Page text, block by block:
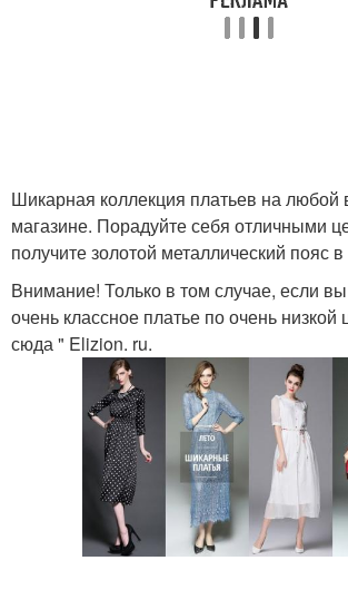
Шикарная коллекция платьев на любой
магазине. Порадуйте себя отличными
получите золотой металлический пояс
Внимание! Только в том случае, если вы
очень классное платье по очень низкой
сюда " Elizion. ru.